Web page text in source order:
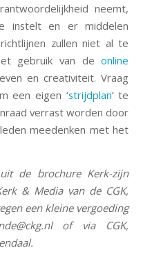
neemt,
instelt en er middelen
zullen niet al te
gebruik van deonline
en creativiteit. Vraag
een eigen ‘strijdplan’ te
verrast worden door
meedenken met het
de brochure Kerk-zijn
& Media van de CGK,
een kleine vergoeding
of via CGK,